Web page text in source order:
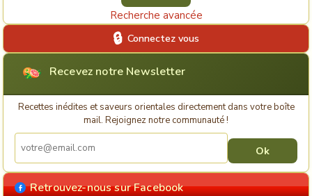
Recherche avancée
Connectez vous
Recevez notre Newsletter
Recettes inédites et saveurs orientales directement dans votre boîte
mail. Rejoignez notre communauté !
Retrouvez-nous sur Facebook